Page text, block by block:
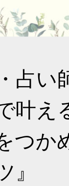
占い
で叶
か
』